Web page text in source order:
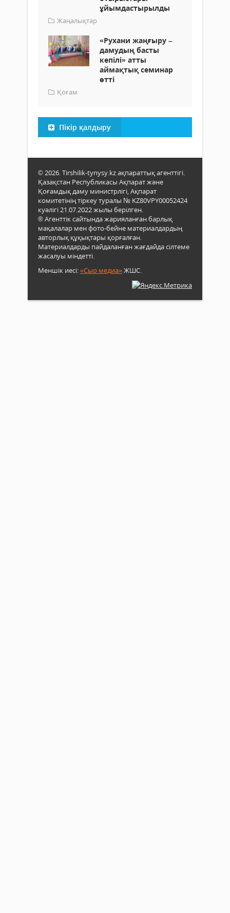
ұйымдастырылды
Жаңалықтар
«Рухани жаңғыру –
дамудың басты
кепілі» атты
аймақтық семинар
өтті
Қоғам
Пікір қалдыру
© 2026. Tirshilik-tynysy.kz ақпараттық агенттігі.
Қазақстан Республикасы Ақпарат және
Қоғамдық даму министрлігі, Ақпарат
комитетінің тіркеу туралы № KZ80VPY00052424
куәлігі 21.07.2022 жылы берілген.
® Агенттік сайтында жарияланған барлық
мақалалар мен фото-бейне материалдардың
авторлық құқықтары қорғалған.
Материалдарды пайдаланған жағдайда сілтеме
жасалуы міндетті.
Меншік иесі:«Сыр медиа»ЖШС.